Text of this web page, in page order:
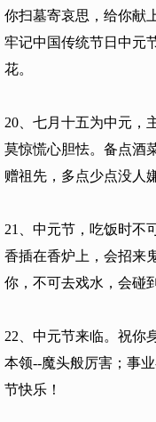
你扫墓寄哀思，给你献
牢记中国传统节日中元
花。
20、七月十五为中元，
莫惊慌心胆怯。备点酒
赠祖先，多点少点没人
21、中元节，吃饭时不
香插在香炉上，会招来
你，不可去戏水，会碰
22、中元节来临。祝你
本领--魔头般厉害；事
节快乐！